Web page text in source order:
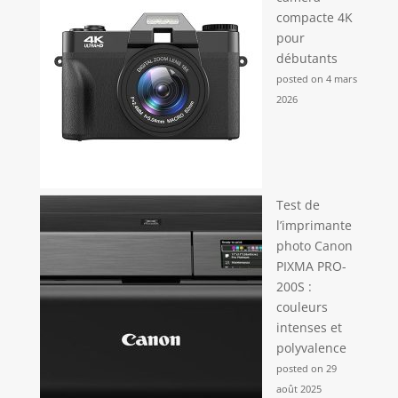
compacte 4K
pour
débutants
posted on 4 mars
2026
Test de
l’imprimante
photo Canon
PIXMA PRO-
200S :
couleurs
intenses et
polyvalence
posted on 29
août 2025